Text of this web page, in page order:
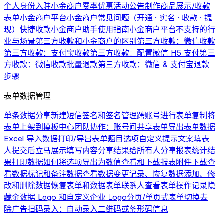
个人身份入驻小金商户费率优惠活动公告制作商品展示/收款
表单小金商户平台小金商户常见问题（开通 · 实名 · 收款 · 提
现） 快捷收款小金商户助手使用指南小金商户平台不支持的行
业与场景第三方收款和小金商户的区别第三方收款：微信收款
第三方收款：支付宝收款第三方收款：配置微信 H5 支付第三
方收款：微信收款批量退款第三方收款：微信 & 支付宝退款
步骤
表单数据管理
单条数据分享新建短信签名和签名管理跨账号进行表单复制将
表单上架到模板中心团队协作：账号间共享表单导出表单数据
Excel 导入数据打印/导出表单题目选项自定义提示文案填表
人提交后立马展示填写内容分享结果给所有人分享报表统计结
果打印数据如何将选项导出为数值查看和下载报表附件下载查
看数据标记和备注数据查看数据变更记录、恢复数据添加、修
改和删除数据恢复表单和数据表单联系人查看表单操作记录隐
藏金数据 Logo 和自定义企业 Logo分页/单页式表单切换去
除广告扫码录入：自动录入二维码或条形码信息